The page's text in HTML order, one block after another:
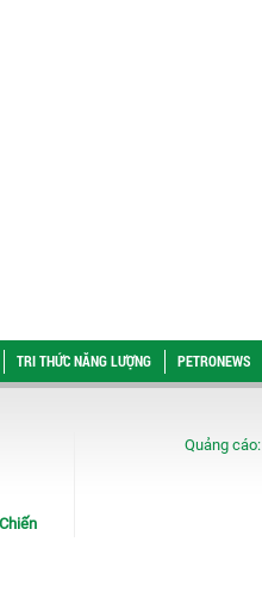
TRI THỨC NĂNG LƯỢNG PETRONEWS
Quảng cáo: